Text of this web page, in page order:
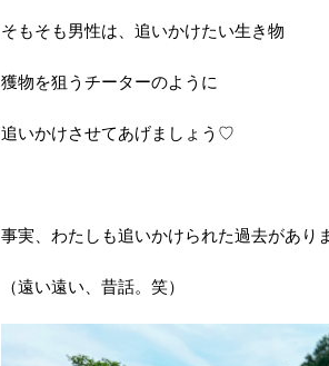
そもそも男性は、追いかけたい生き物
獲物を狙うチーターのように
追いかけさせてあげましょう♡
事実、わたしも追いかけられた過去があり
（遠い遠い、昔話。笑）